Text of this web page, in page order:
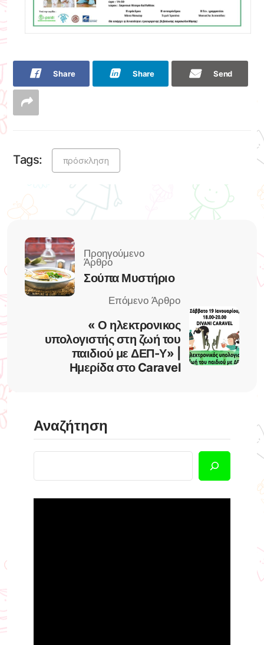
Share Share Send
Tags: πρόσκληση
Σούπα Μυστήριο
« Ο ηλεκτρονικος
υπολογιστής στη ζωή του
παιδιού με ΔΕΠ-Υ» |
Ημερίδα στο Caravel
Αναζήτηση